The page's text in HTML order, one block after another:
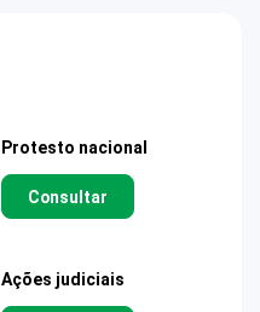
Protesto nacional
Consultar
Ações judiciais